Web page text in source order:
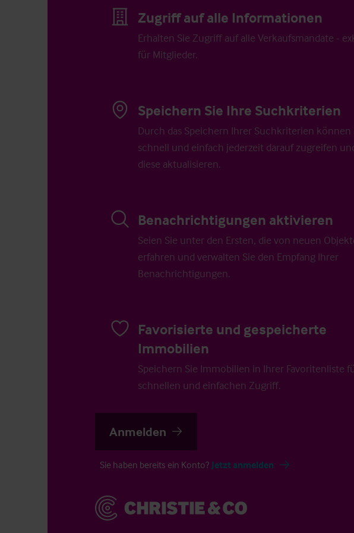
Zugriff auf alle Informationen
Erhalten Sie Zugriff auf alle Verkaufsmandate -
für Mitglieder.
Speichern Sie Ihre Suchkriterien
Durch das Speichern Ihrer Suchkriterien können
schnell und einfach jederzeit darauf zugreifen
diese aktualisieren.
Benachrichtigungen aktivieren
Seien Sie unter den Ersten, die von neuen
erfahren und verwalten Sie den Empfang Ihrer
Benachrichtigungen.
Favorisierte und gespeicherte
Immobilien
Speichern Sie Immobilien in Ihrer Favoritenliste
schnellen und einfachen Zugriff.
Anmelden
Sie haben bereits ein Konto? Jetzt anmelden